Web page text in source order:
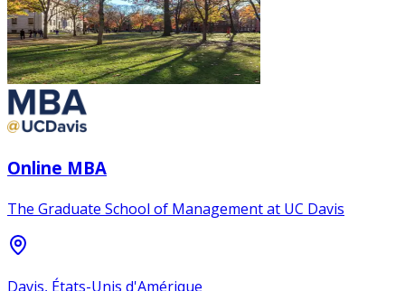
Online MBA
The Graduate School of Management at UC Davis
Davis, États-Unis d'Amérique